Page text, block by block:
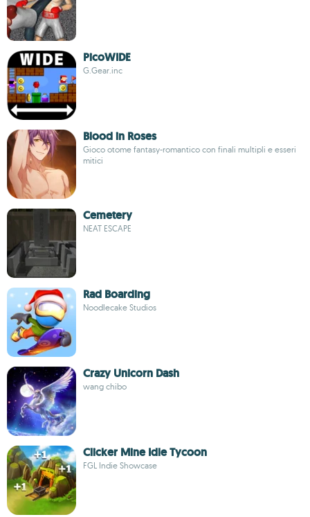
PicoWIDE
G.Gear.inc
Blood in Roses
Gioco otome fantasy-romantico con finali multipli e esseri
mitici
Cemetery
NEAT ESCAPE
Rad Boarding
Noodlecake Studios
Crazy Unicorn Dash
wang chibo
Clicker Mine Idle Tycoon
FGL Indie Showcase